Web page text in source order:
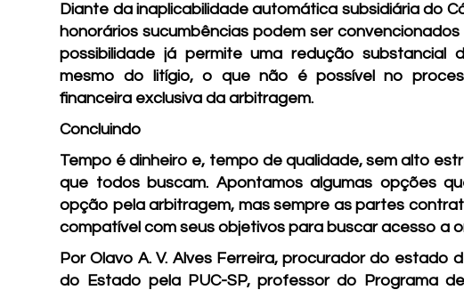
Diante da inaplicabilidade automática subsidiária do
honorários sucumbências podem ser
possibilidade já permite uma redução
mesmo do litígio, o que não é possível no
financeira exclusiva da arbitragem.
Concluindo
Tempo é dinheiro e, tempo de qualidade, sem alto
que todos buscam. Apontamos algumas opções
opção pela arbitragem, mas sempre as partes
compatível com seus objetivos para buscar acesso a
Por Olavo A. V. Alves Ferreira, procurador do estado
do Estado pela PUC-SP, professor do Programa